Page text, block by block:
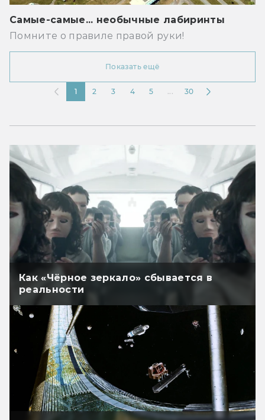
Самые-самые... необычные лабиринты
Помните о правиле правой руки!
Показать ещё
1 2 3 4 5 30
...
Как «Чёрное зеркало» сбывается в
реальности